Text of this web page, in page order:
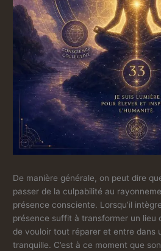
De manière générale, on peut dire
passer de la culpabilité au
présence consciente. Lorsqu’il
présence suffit à transformer un lieu
de vouloir tout réparer et entre dans
tranquille. C’est à ce moment que